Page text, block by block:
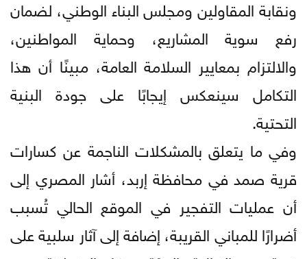
ونقابة المقاولين ومجلس البناء الوطني، لضمان
رفع سوية المشاريع، وحماية المواطنين،
والالتزام بمعايير السلامة العامة، مبينًا أن هذا
التكامل سينعكس إيجابًا على جودة البنية
التحتية.
وفي ما يتعلق بالمشكلات الناجمة عن كسارات
قرية صمد في محافظة إربد، أشار المصري إلى
أن عمليات التفجير في الموقع الحالي تُسبب
أضرارًا للمباني القريبة، إضافة إلى آثار سلبية على